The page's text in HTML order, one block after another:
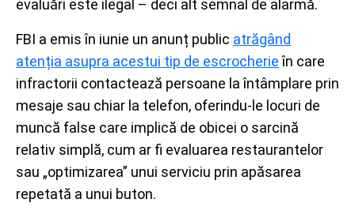
evaluări este ilegal – deci alt semnal de alarmă.
FBI a emis în iunie un anunț public atrăgând
atenția asupra acestui tip de escrocherieîn care
infractorii contactează persoane la întâmplare prin
mesaje sau chiar la telefon, oferindu-le locuri de
muncă false care implică de obicei o sarcină
relativ simplă, cum ar fi evaluarea restaurantelor
sau „optimizarea” unui serviciu prin apăsarea
repetată a unui buton.